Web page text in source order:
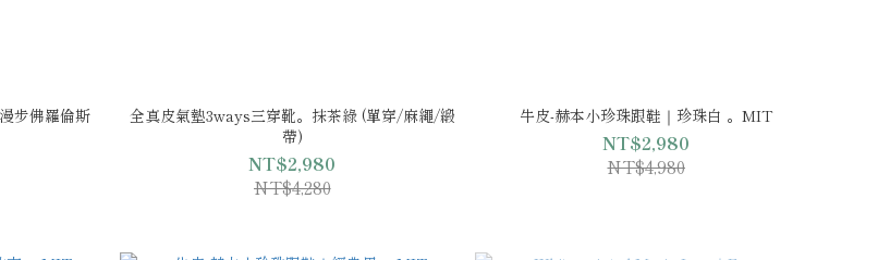
步佛羅倫斯
全真皮氣墊3ways三穿靴。抹茶綠 (單穿/麻繩/緞
帶)
NT$2,980
NT$4,280
牛皮-赫本小珍珠跟鞋｜珍珠白 。MIT
NT$2,980
NT$4,980